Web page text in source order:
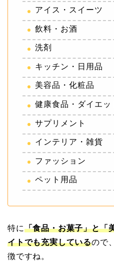
アイス・スイーツ
飲料・お酒
洗剤
キッチン・日用品
美容品・化粧品
健康食品・ダイエッ
サプリメント
インテリア・雑貨
ファッション
ペット用品
特に「食品・お菓子」と「
イトでも充実しているので
徴ですね。